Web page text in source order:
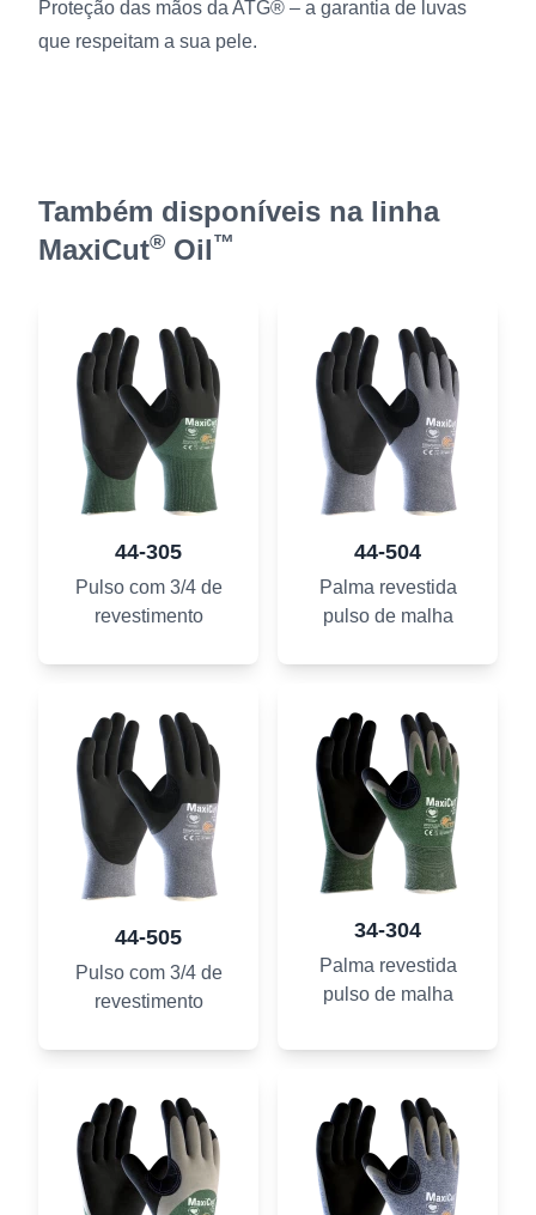
Proteção das mãos da ATG® – a garantia de luvas
que respeitam a sua pele.
Também disponíveis na linha
MaxiCut® Oil™
44-305
Pulso com 3/4 de
revestimento
44-504
Palma revestida
pulso de malha
44-505
Pulso com 3/4 de
revestimento
34-304
Palma revestida
pulso de malha